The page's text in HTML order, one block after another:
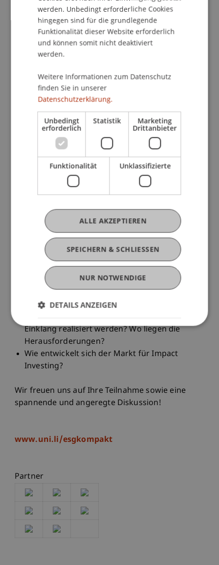
politischen Entscheidungsträgern in einem Forum
zu bündeln und eine gesamtheitliche Diskussion
bezüglich einer nachhaltigen Entwicklung
anzuregen.
In der kommenden Durchführung steht das
Thema Wirkung (engl. «Impact») und somit die
realwirtschaftliche Veränderung, welche durch
Massnahmen von Finanzmarktakteuren erzielt
werden kann, im Fokus. Eingeleitet wird das
Seminar durch die Vorstellung der Liechtenstein
Initiative for a Financial Sector Commission
on Modern Slavery and Human Trafficking. Im
Anschluss daran werden unter anderem
nachfolgende Aspekte aufgegriffen und im
Rahmen der online-basierten Podiumsdiskussion
Wie ist klima- und sozialrelevante Wirkung
definiert?
Wie kann Wirkung gemessen werden?
Welche Massnahmen sind effektiv in der
Entfaltung von Wirkung?
Wirkung als Maxime aller Sustainable Finance
Ansätze?!
Einklang realisiert werden? Wo liegen die
Herausforderungen?
Wie entwickelt sich der Markt für Impact
Investing?
Wir freuen uns auf Ihre Teilnahme sowie eine
spannende und angeregte Diskussion!
www.uni.li/esgkompakt
Partner
werden. Unbedingt erforderliche Cookies
hingegen sind für die grundlegende
Funktionalität dieser Website erforderlich
und können somit nicht deaktiviert
werden.
Weitere Informationen zum Datenschutz
finden Sie in unserer
Datenschutzerklärung.
Unbedingt
erforderlich
Statistik Marketing
Drittanbieter
Funktionalität Unklassifizierte
SPEICHERN & SCHLIESSEN
ALLE AKZEPTIEREN
NUR NOTWENDIGE
DETAILS ANZEIGEN